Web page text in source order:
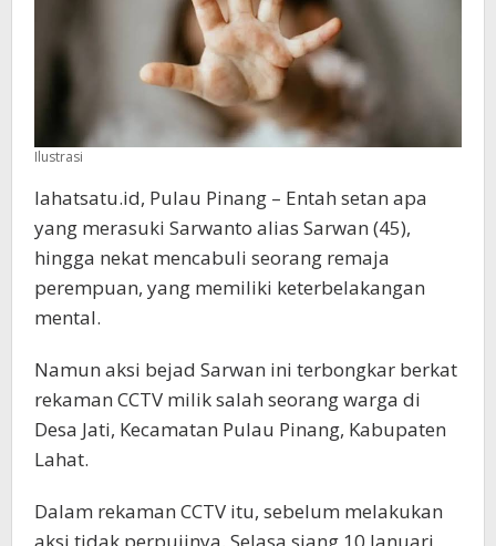
Ilustrasi
lahatsatu.id, Pulau Pinang – Entah setan apa
yang merasuki Sarwanto alias Sarwan (45),
hingga nekat mencabuli seorang remaja
perempuan, yang memiliki keterbelakangan
mental.
Namun aksi bejad Sarwan ini terbongkar berkat
rekaman CCTV milik salah seorang warga di
Desa Jati, Kecamatan Pulau Pinang, Kabupaten
Lahat.
Dalam rekaman CCTV itu, sebelum melakukan
aksi tidak perpujinya, Selasa siang 10 Januari